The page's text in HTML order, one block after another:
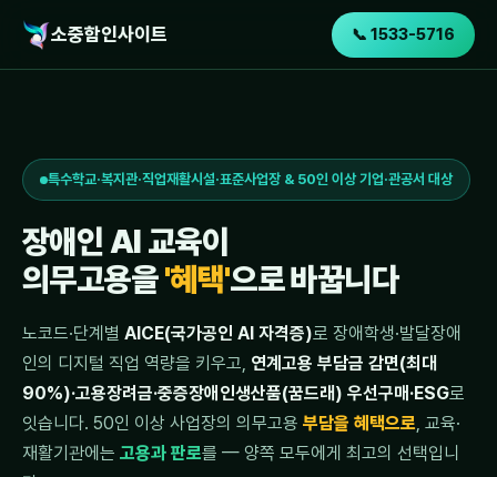
소중함인사이트 📞 1533-5716
특수학교·복지관·직업재활시설·표준사업장 & 50인 이상 기업·관공서 대상
장애인 AI 교육이
의무고용을'혜택'으로 바꿉니다
노코드·단계별 AICE(국가공인 AI 자격증)로 장애학생·발달장애
인의 디지털 직업 역량을 키우고, 연계고용 부담금 감면(최대
90%)·고용장려금·중증장애인생산품(꿈드래) 우선구매·ESG로
잇습니다. 50인 이상 사업장의 의무고용 부담을 혜택으로, 교육·
재활기관에는 고용과 판로를 — 양쪽 모두에게 최고의 선택입니